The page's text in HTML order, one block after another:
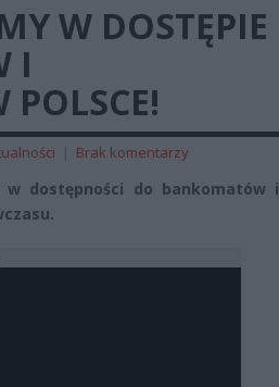
W DOSTĘPIE
I
| Brak komentarzy
w dostępności do bankomatów i